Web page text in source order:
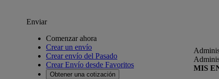
Enviar
Comenzar ahora
Crear un envío
Crear envío del Pasado
Crear Envío desde Favoritos
Obtener una cotización
MIS